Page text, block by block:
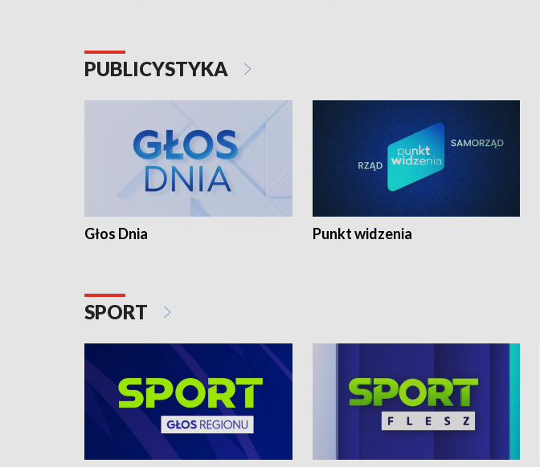
PUBLICYSTYKA
Głos Dnia Punkt widzenia
SPORT